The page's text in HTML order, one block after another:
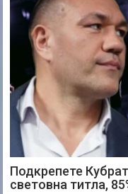
Подкрепете
световна титла,